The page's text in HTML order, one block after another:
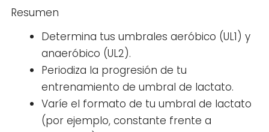
Resumen
Determina tus umbrales aeróbico (UL1) y
anaeróbico (UL2).
Periodiza la progresión de tu
entrenamiento de umbral de lactato.
Varíe el formato de tu umbral de lactato
(por ejemplo, constante frente a